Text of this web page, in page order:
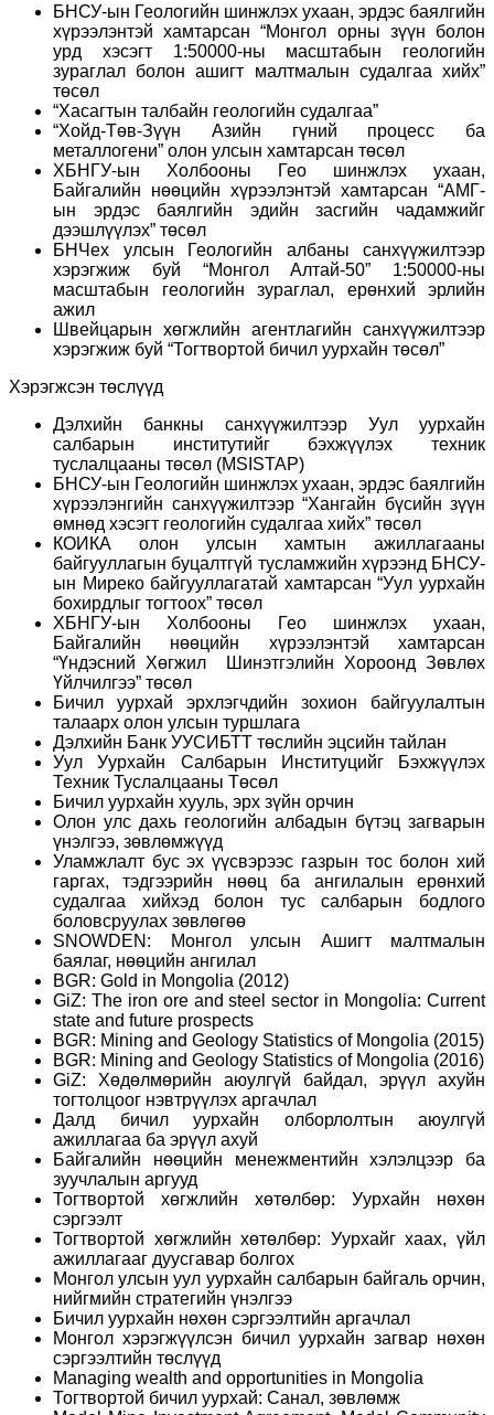
БНСУ-ын Геологийн шинжлэх ухаан, эрдэс баялгийн
хүрээлэнтэй хамтарсан “Монгол орны зүүн болон
урд хэсэгт 1:50000-ны масштабын геологийн
зураглал болон ашигт малтмалын судалгаа хийх”
төсөл
“Хасагтын талбайн геологийн судалгаа”
“Хойд-Төв-Зүүн Азийн гүний процесс ба
металлогени” олон улсын хамтарсан төсөл
ХБНГУ-ын Холбооны Гео шинжлэх ухаан,
Байгалийн нөөцийн хүрээлэнтэй хамтарсан “АМГ-
ын эрдэс баялгийн эдийн засгийн чадамжийг
дээшлүүлэх” төсөл
БНЧех улсын Геологийн албаны санхүүжилтээр
хэрэгжиж буй “Монгол Алтай-50” 1:50000-ны
масштабын геологийн зураглал, ерөнхий эрлийн
ажил
Швейцарын хөгжлийн агентлагийн санхүүжилтээр
хэрэгжиж буй “Тогтвортой бичил уурхайн төсөл”
Хэрэгжсэн төслүүд
Дэлхийн банкны санхүүжилтээр Уул уурхайн
салбарын институтийг бэхжүүлэх техник
туслалцааны төсөл (MSISTAP)
БНСУ-ын Геологийн шинжлэх ухаан, эрдэс баялгийн
хүрээлэнгийн санхүүжилтээр “Хангайн бүсийн зүүн
өмнөд хэсэгт геологийн судалгаа хийх” төсөл
КОИКА олон улсын хамтын ажиллагааны
байгууллагын буцалтгүй тусламжийн хүрээнд БНСУ-
ын Миреко байгууллагатай хамтарсан “Уул уурхайн
бохирдлыг тогтоох” төсөл
ХБНГУ-ын Холбооны Гео шинжлэх ухаан,
Байгалийн нөөцийн хүрээлэнтэй хамтарсан
“Үндэсний Хөгжил Шинэтгэлийн Хороонд Зөвлөх
Үйлчилгээ” төсөл
Бичил уурхай эрхлэгчдийн зохион байгуулалтын
талаарх олон улсын туршлага
Дэлхийн Банк УУСИБТТ төслийн эцсийн тайлан
Уул Уурхайн Салбарын Институцийг Бэхжүүлэх
Техник Туслалцааны Төсөл
Бичил уурхайн хууль, эрх зүйн орчин
Олон улс дахь геологийн албадын бүтэц загварын
үнэлгээ, зөвлөмжүүд
Уламжлалт бус эх үүсвэрээс газрын тос болон хий
гаргах, тэдгээрийн нөөц ба ангилалын ерөнхий
судалгаа хийхэд болон тус салбарын бодлого
боловсруулах зөвлөгөө
SNOWDEN: Монгол улсын Ашигт малтмалын
баялаг, нөөцийн ангилал
BGR: Gold in Mongolia (2012)
GiZ: The iron ore and steel sector in Mongolia: Current
state and future prospects
BGR: Mining and Geology Statistics of Mongolia (2015)
BGR: Mining and Geology Statistics of Mongolia (2016)
GiZ: Хөдөлмөрийн аюулгүй байдал, эрүүл ахуйн
тогтолцоог нэвтрүүлэх аргачлал
Далд бичил уурхайн олборлолтын аюулгүй
ажиллагаа ба эрүүл ахуй
Байгалийн нөөцийн менежментийн хэлэлцээр ба
зуучлалын аргууд
Тогтвортой хөгжлийн хөтөлбөр: Уурхайн нөхөн
сэргээлт
Тогтвортой хөгжлийн хөтөлбөр: Уурхайг хаах, үйл
ажиллагааг дуусгавар болгох
Монгол улсын уул уурхайн салбарын байгаль орчин,
нийгмийн стратегийн үнэлгээ
Бичил уурхайн нөхөн сэргээлтийн аргачлал
Монгол хэрэгжүүлсэн бичил уурхайн загвар нөхөн
сэргээлтийн төслүүд
Managing wealth and opportunities in Mongolia
Тогтвортой бичил уурхай: Санал, зөвлөмж